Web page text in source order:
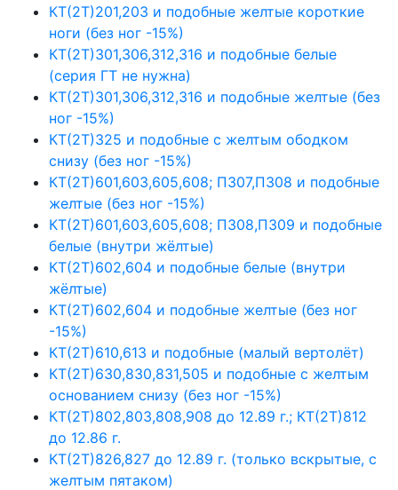
КТ(2Т)201,203 и подобные желтые короткие
ноги (без ног -15%)
КТ(2Т)301,306,312,316 и подобные белые
(серия ГТ не нужна)
КТ(2Т)301,306,312,316 и подобные желтые (без
ног -15%)
КТ(2Т)325 и подобные с желтым ободком
снизу (без ног -15%)
КТ(2Т)601,603,605,608; П307,П308 и подобные
желтые (без ног -15%)
КТ(2Т)601,603,605,608; П308,П309 и подобные
белые (внутри жёлтые)
КТ(2Т)602,604 и подобные белые (внутри
жёлтые)
КТ(2Т)602,604 и подобные желтые (без ног
-15%)
КТ(2Т)610,613 и подобные (малый вертолёт)
КТ(2Т)630,830,831,505 и подобные с желтым
основанием снизу (без ног -15%)
КТ(2Т)802,803,808,908 до 12.89 г.; КТ(2Т)812
до 12.86 г.
КТ(2Т)826,827 до 12.89 г. (только вскрытые, с
желтым пятаком)